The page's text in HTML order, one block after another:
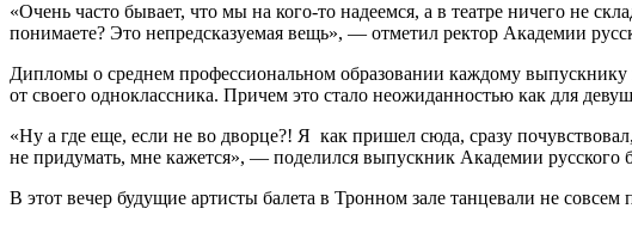
«Очень часто бывает, что мы на кого-то надеемся, а в театре ничего не
понимаете? Это непредсказуемая вещь», — отметил ректор Академии
Дипломы о среднем профессиональном образовании каждому
от своего одноклассника. Причем это стало неожиданностью как для
«Ну а где еще, если не во дворце?! Я как пришел сюда, сразу
не придумать, мне кажется», — поделился выпускник Академии
В этот вечер будущие артисты балета в Тронном зале танцевали не